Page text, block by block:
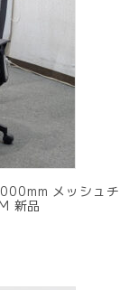
メッシュチ
新品